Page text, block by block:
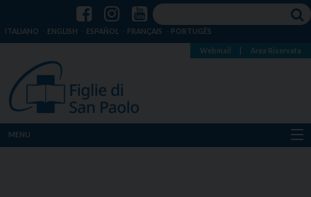
ITALIANO ENGLISH ESPAÑOL FRANÇAIS PORTUGÊS
Webmail Area Riservata
MENU